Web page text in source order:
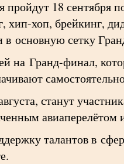
18 сентября
хип-хоп, брейкинг,
основную сетку
на Гранд-финал,
станут
авиаперелётом
талантов в